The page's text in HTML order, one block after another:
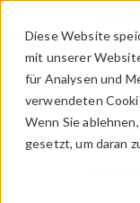
Diese Website
mit unserer
für Analysen und
verwendeten
Wenn Sie
gesetzt, um daran